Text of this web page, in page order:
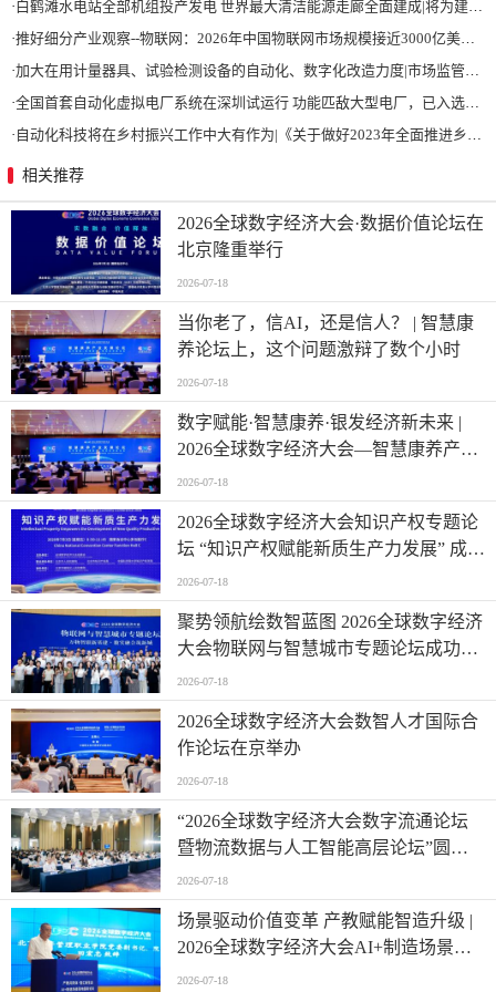
·白鹤滩水电站全部机组投产发电 世界最大清洁能源走廊全面建成|将为建设新型能源体系、保障国家能源安全、实现“双碳”目标提供有力支撑
·推好细分产业观察--物联网：2026年中国物联网市场规模接近3000亿美元 智慧工厂、智慧城市、智慧电网等将占60%以上
·加大在用计量器具、试验检测设备的自动化、数字化改造力度|市场监管总局 工业和信息化部 关于促进企业计量能力提升的指导意见
·全国首套自动化虚拟电厂系统在深圳试运行 功能匹敌大型电厂，已入选国际典型案例
· 自动化科技将在乡村振兴工作中大有作为|《关于做好2023年全面推进乡村振兴重点工作的意见》发布
相关推荐
2026全球数字经济大会·数据价值论坛在
北京隆重举行
2026-07-18
当你老了，信AI，还是信人？ | 智慧康
养论坛上，这个问题激辩了数个小时
2026-07-18
数字赋能·智慧康养·银发经济新未来 |
2026全球数字经济大会—智慧康养产业
发展论坛在京举办
2026-07-18
2026全球数字经济大会知识产权专题论
坛 “知识产权赋能新质生产力发展” 成功
举办
2026-07-18
聚势领航绘数智蓝图 2026全球数字经济
大会物联网与智慧城市专题论坛成功举
办
2026-07-18
2026全球数字经济大会数智人才国际合
作论坛在京举办
2026-07-18
“2026全球数字经济大会数字流通论坛
暨物流数据与人工智能高层论坛”圆满
成功举办
2026-07-18
场景驱动价值变革 产教赋能智造升级 |
2026全球数字经济大会AI+制造场景落
地国际论坛成功举办
2026-07-18